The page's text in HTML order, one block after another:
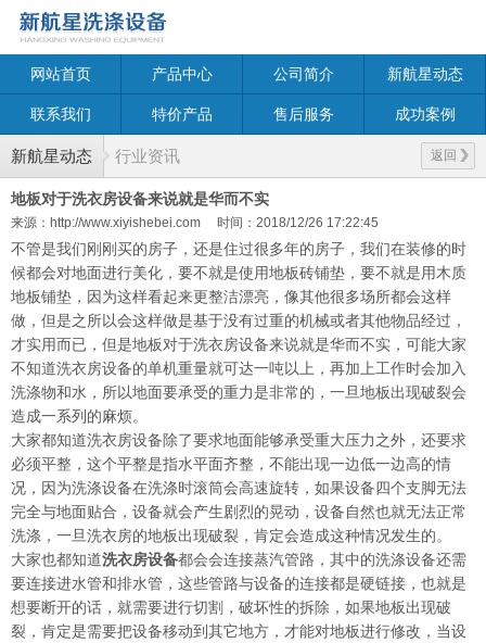
网站首页 产品中心 公司简介 新航星动态
联系我们 特价产品 售后服务 成功案例
新航星动态 返回
行业资讯
地板对于洗衣房设备来说就是华而不实
来源：http://www.xiyishebei.com 时间：2018/12/26 17:22:45
不管是我们刚刚买的房子，还是住过很多年的房子，我们在装修的时
候都会对地面进行美化，要不就是使用地板砖铺垫，要不就是用木质
地板铺垫，因为这样看起来更整洁漂亮，像其他很多场所都会这样
做，但是之所以会这样做是基于没有过重的机械或者其他物品经过，
才实用而已，但是地板对于洗衣房设备来说就是华而不实，可能大家
不知道洗衣房设备的单机重量就可达一吨以上，再加上工作时会加入
洗涤物和水，所以地面要承受的重力是非常的，一旦地板出现破裂会
造成一系列的麻烦。
大家都知道洗衣房设备除了要求地面能够承受重大压力之外，还要求
必须平整，这个平整是指水平面齐整，不能出现一边低一边高的情
况，因为洗涤设备在洗涤时滚筒会高速旋转，如果设备四个支脚无法
完全与地面贴合，设备就会产生剧烈的晃动，设备自然也就无法正常
洗涤，一旦洗衣房的地板出现破裂，肯定会造成这种情况发生的。
大家也都知道洗衣房设备都会会连接蒸汽管路，其中的洗涤设备还需
要连接进水管和排水管，这些管路与设备的连接都是硬链接，也就是
想要断开的话，就需要进行切割，破坏性的拆除，如果地板出现破
裂，肯定是需要把设备移动到其它地方，才能对地板进行修改，当设